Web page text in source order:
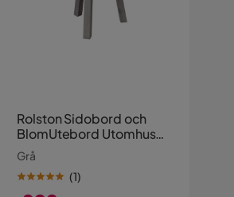
Rolston Sidobord och
BlomUtebord Utomhus
50 cm Trä
Grå
(1)